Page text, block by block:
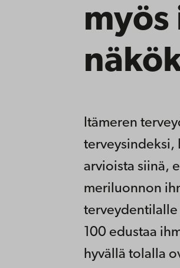
myös
Itämeren
terveysindeksi,
arvioista siinä,
meriluonnon
terveydentilalle
100 edustaa
hyvällä tolalla